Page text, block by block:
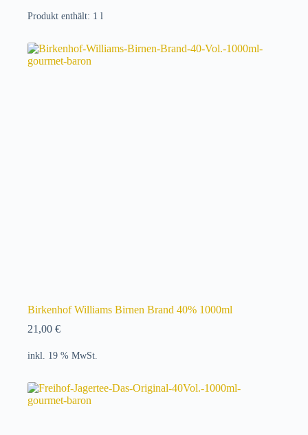
Produkt enthält: 1 l
Birkenhof Williams Birnen Brand 40% 1000ml
21,00 €
inkl. 19 % MwSt.